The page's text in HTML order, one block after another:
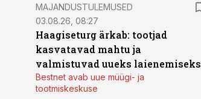
MAJANDUSTULEMUSED
03.08.26, 08:27
Haagiseturg ärkab: tootjad
kasvatavad mahtu ja
valmistuvad uueks laienemiseks
Bestnet avab uue müügi- ja
tootmiskeskuse